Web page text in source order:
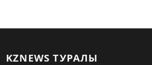
KZNEWS ТУРАЛЫ